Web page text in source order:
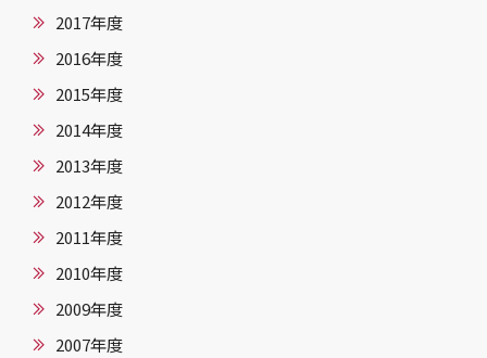
2017年度
2016年度
2015年度
2014年度
2013年度
2012年度
2011年度
2010年度
2009年度
2007年度